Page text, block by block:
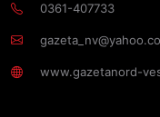
0361-407733
www.gazetanord-